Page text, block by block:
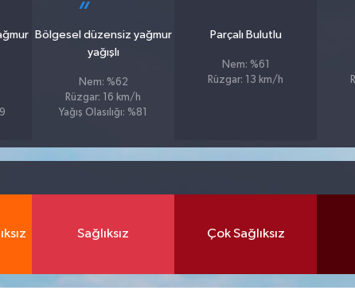
Bölgesel düzensiz yağmur
yağışlı
Nem: %62
Rüzgar: 16 km/h
Yağış Olasılığı: %81
Parçalı Bulutlu
Nem: %61
Rüzgar: 13 km/h
Sağlıksız Çok Sağlıksız